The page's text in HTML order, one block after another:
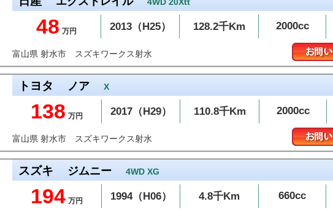
48 万円 2013（H25） 128.2千Km 2000cc
富山県 射水市 スズキワークス射水
トヨタ ノア X
138 万円 2017（H29） 110.8千Km 2000cc
富山県 射水市 スズキワークス射水
スズキ ジムニー 4WD XG
194 万円 1994（H06） 4.8千Km 660cc